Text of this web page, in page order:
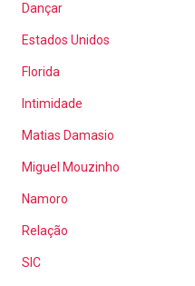
Dançar
Estados Unidos
Florida
Intimidade
Matias Damasio
Miguel Mouzinho
Namoro
Relação
SIC